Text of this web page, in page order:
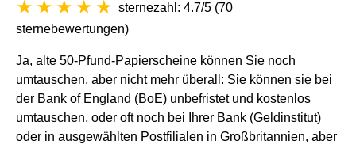
sternezahl: 4.7/5 (70
sternebewertungen)
Ja, alte 50-Pfund-Papierscheine können Sie noch
umtauschen, aber nicht mehr überall: Sie können sie bei
der Bank of England (BoE) unbefristet und kostenlos
umtauschen, oder oft noch bei Ihrer Bank (Geldinstitut)
oder in ausgewählten Postfilialen in Großbritannien, aber